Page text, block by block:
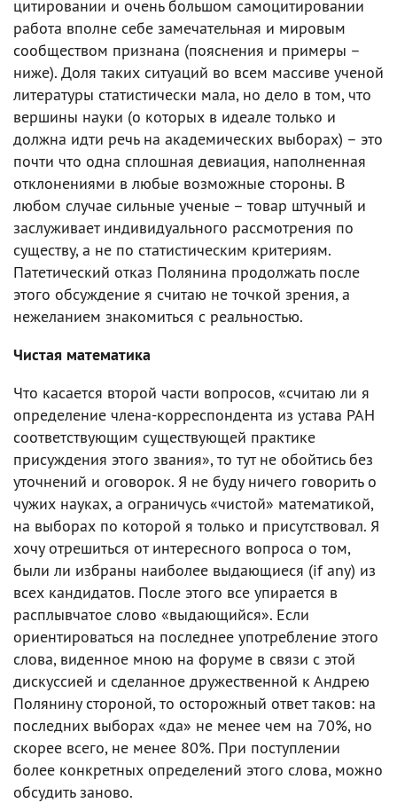
цитировании и очень большом самоцитировании
работа вполне себе замечательная и мировым
сообществом признана (пояснения и примеры –
ниже). Доля таких ситуаций во всем массиве ученой
литературы статистически мала, но дело в том, что
вершины науки (о которых в идеале только и
должна идти речь на академических выборах) – это
почти что одна сплошная девиация, наполненная
отклонениями в любые возможные стороны. В
любом случае сильные ученые – товар штучный и
заслуживает индивидуального рассмотрения по
существу, а не по статистическим критериям.
Патетический отказ Полянина продолжать после
этого обсуждение я считаю не точкой зрения, а
нежеланием знакомиться с реальностью.
Чистая математика
Что касается второй части вопросов, «считаю ли я
определение члена-корреспондента из устава РАН
соответствующим существующей практике
присуждения этого звания», то тут не обойтись без
уточнений и оговорок. Я не буду ничего говорить о
чужих науках, а ограничусь «чистой» математикой,
на выборах по которой я только и присутствовал. Я
хочу отрешиться от интересного вопроса о том,
были ли избраны наиболее выдающиеся (if any) из
всех кандидатов. После этого все упирается в
расплывчатое слово «выдающийся». Если
ориентироваться на последнее употребление этого
слова, виденное мною на форуме в связи с этой
дискуссией и сделанное дружественной к Андрею
Полянину стороной, то осторожный ответ таков: на
последних выборах «да» не менее чем на 70%, но
скорее всего, не менее 80%. При поступлении
более конкретных определений этого слова, можно
обсудить заново.